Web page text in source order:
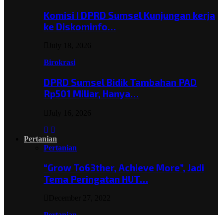
Komisi I DPRD Sumsel Kunjungan kerja
ke Diskominfo…
Birokrasi
DPRD Sumsel Bidik Tambahan PAD
Rp501 Miliar, Hanya…
Pertanian
Pertanian
“Grow To63ther, Achieve More”, Jadi
Tema Peringatan HUT…